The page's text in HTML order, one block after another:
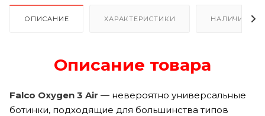
ОПИСАНИЕ ХАРАКТЕРИСТИКИ НАЛИЧИЕ
Описание товара
Falco Oxygen 3 Air — невероятно универсальные
ботинки, подходящие для большинства типов